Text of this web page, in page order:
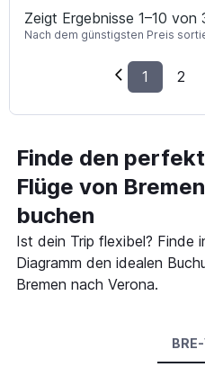
Zeigt Ergebnisse 1–10 von
Nach dem günstigsten Preis
1 2
Finde den
Flüge von
buchen
Ist dein Trip flexibel? Finde
Diagramm den idealen
Bremen nach Verona.